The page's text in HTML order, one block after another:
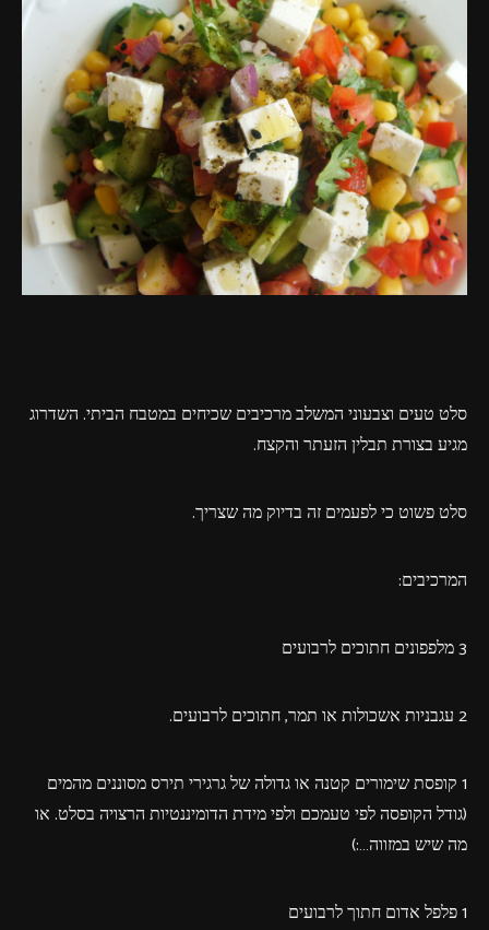
פרסומות,
מדיה
דיגיטלית
ועוד.
סלט טעים וצבעוני המשלב מרכיבים שכיחים במטבח הביתי. השדרוג
מגיע בצורת תבלין הזעתר והקצח.
סלט פשוט כי לפעמים זה בדיוק מה שצריך.
המרכיבים:
3 מלפפונים חתוכים לרבועים
2 עגבניות אשכולות או תמר, חתוכים לרבועים.
1 קופסת שימורים קטנה או גדולה של גרגירי תירס מסוננים מהמים
(גודל הקופסה לפי טעמכם ולפי מידת הדומיננטיות הרצויה בסלט. או
מה שיש במזווה…:)
1 פלפל אדום חתוך לרבועים